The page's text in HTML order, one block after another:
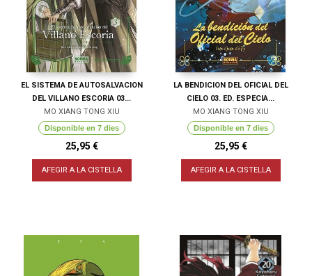
EL SISTEMA DE AUTOSALVACION
DEL VILLANO ESCORIA 03...
MO XIANG TONG XIU
Disponible en 7 dies
25,95 €
AFEGIR A LA CISTELLA
LA BENDICION DEL OFICIAL DEL
CIELO 03. ED. ESPECIA...
MO XIANG TONG XIU
Disponible en 7 dies
25,95 €
AFEGIR A LA CISTELLA